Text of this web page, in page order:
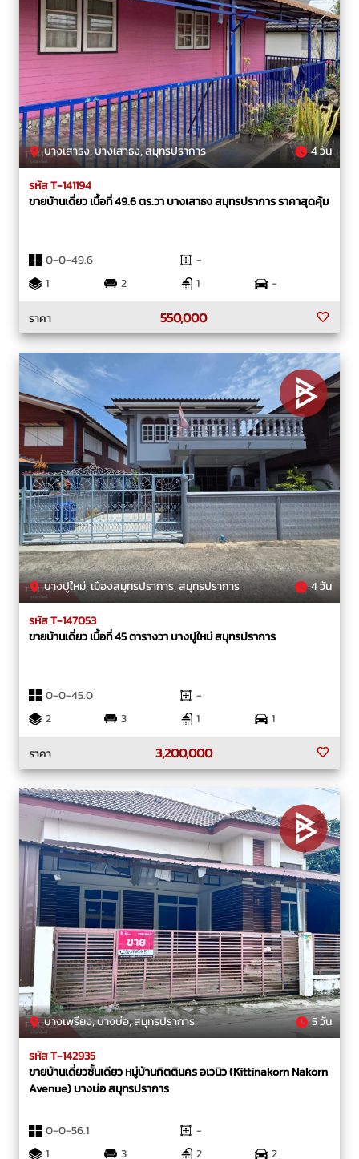
บางเสาธง, บางเสาธง, สมุทรปราการ 4 วัน
รหัส T-141194
ขายบ้านเดี่ยว เนื้อที่ 49.6 ตร.วา บางเสาธง สมุทรปราการ ราคาสุดคุ้ม
0-0-49.6
-
1
2 1
-
ราคา
550,000
บางปูใหม่, เมืองสมุทรปราการ, สมุทรปราการ 4 วัน
รหัส T-147053
ขายบ้านเดี่ยว เนื้อที่ 45 ตารางวา บางปูใหม่ สมุทรปราการ
0-0-45.0
-
2
3 1
1
ราคา
3,200,000
บางเพรียง, บางบ่อ, สมุทรปราการ 5 วัน
รหัส T-142935
ขายบ้านเดี่ยวชั้นเดียว หมู่บ้านกิตตินคร อเวนิว (Kittinakorn Nakorn
Avenue) บางบ่อ สมุทรปราการ
0-0-56.1
-
1
3 2
2